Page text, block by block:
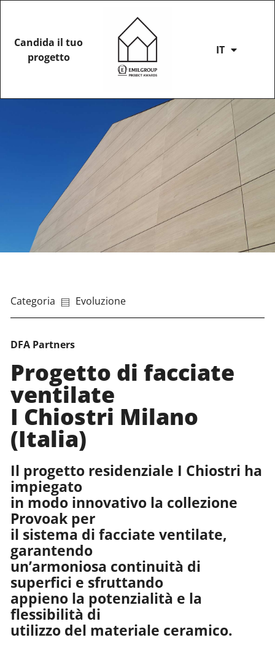
Candida il tuo
progetto
IT
Categoria Evoluzione
DFA Partners
Progetto di facciate
ventilate
I Chiostri Milano
(Italia)
Il progetto residenziale I Chiostri ha
impiegato
in modo innovativo la collezione
Provoak per
il sistema di facciate ventilate,
garantendo
un’armoniosa continuità di
superfici e sfruttando
appieno la potenzialità e la
flessibilità di
utilizzo del materiale ceramico.